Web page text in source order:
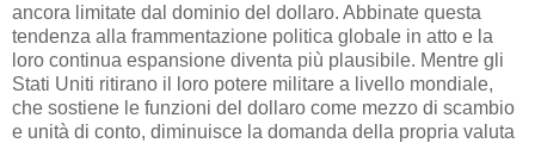
ancora limitate dal dominio del dollaro. Abbinate questa
tendenza alla frammentazione politica globale in atto e la
loro continua espansione diventa più plausibile. Mentre gli
Stati Uniti ritirano il loro potere militare a livello mondiale,
che sostiene le funzioni del dollaro come mezzo di scambio
e unità di conto, diminuisce la domanda della propria valuta